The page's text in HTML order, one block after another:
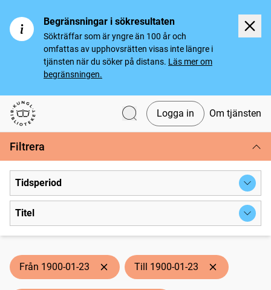
Begränsningar i sökresultaten
Sökträffar som är yngre än 100 år och
omfattas av upphovsrätten visas inte längre i
tjänsten när du söker på distans. Läs mer om
begränsningen.
Svenska tidningar
Logga in Om tjänsten
Filtrera
Tidsperiod
Titel
Från 1900-01-23 Till 1900-01-23